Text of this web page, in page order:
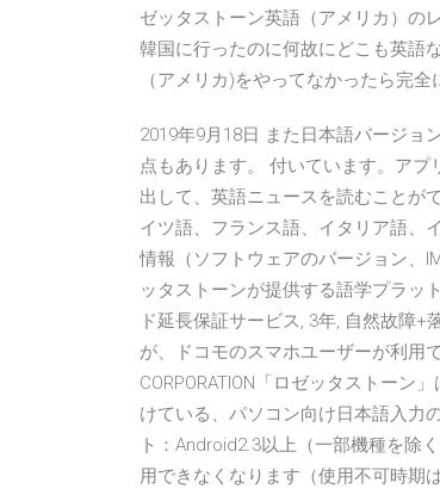
ゼッタストーン英語（アメリカ）の
韓国に行ったのに何故にどこも英語
（アメリカ)をやってなかったら完全
2019年9月18日 また日本語バージョ
点もあります。 付いています。ア
出して、英語ニュースを読むことが
イツ語、フランス語、イタリア語、
情報（ソフトウェアのバージョン、
ッタストーンが提供する語学プラッ
ド延長保証サービス, 3年, 自然故障
が、ドコモのスマホユーザーが利用
CORPORATION「ロゼッタストー
けている、パソコン向け日本語入力
ト：Android2.3以上（一部機種を除
用できなくなります（使用不可時期